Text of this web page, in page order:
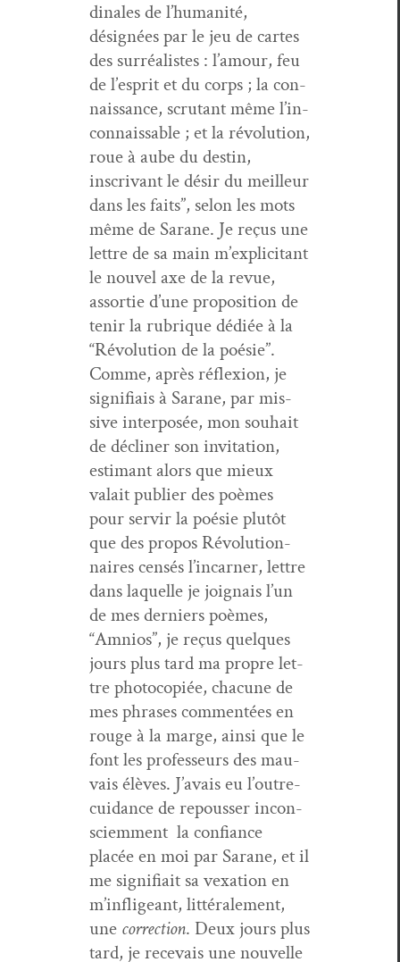
di­nales de l’hu­man­ité,
désignées par le jeu de cartes
des sur­réal­istes : l’amour, feu
de l’e­sprit et du corps ; la con­
nais­sance, scru­tant même l’in­
con­naiss­able ; et la révo­lu­tion,
roue à aube du des­tin,
inscrivant le désir du meilleur
dans les faits”, selon les mots
même de Sarane. Je reçus une
let­tre de sa main m’ex­plic­i­tant
le nou­v­el axe de la revue,
assor­tie d’une propo­si­tion de
tenir la rubrique dédiée à la
“Révo­lu­tion de la poésie”.
Comme, après réflex­ion, je
sig­nifi­ais à Sarane, par mis­
sive inter­posée, mon souhait
de déclin­er son invi­ta­tion,
esti­mant alors que mieux
valait pub­li­er des poèmes
pour servir la poésie plutôt
que des pro­pos Révo­lu­tion­
naires cen­sés l’in­car­n­er, let­tre
dans laque­lle je joignais l’un
de mes derniers poèmes,
“Amnios”, je reçus quelques
jours plus tard ma pro­pre let­
tre pho­to­copiée, cha­cune de
mes phras­es com­men­tées en
rouge à la marge, ain­si que le
font les pro­fesseurs des mau­
vais élèves. J’avais eu l’outre­
cuid­ance de repouss­er incon­
sciem­ment la con­fi­ance
placée en moi par Sarane, et il
me sig­nifi­ait sa vex­a­tion en
m’in­fligeant, lit­térale­ment,
une cor­rec­tion. Deux jours plus
tard, je rece­vais une nou­velle